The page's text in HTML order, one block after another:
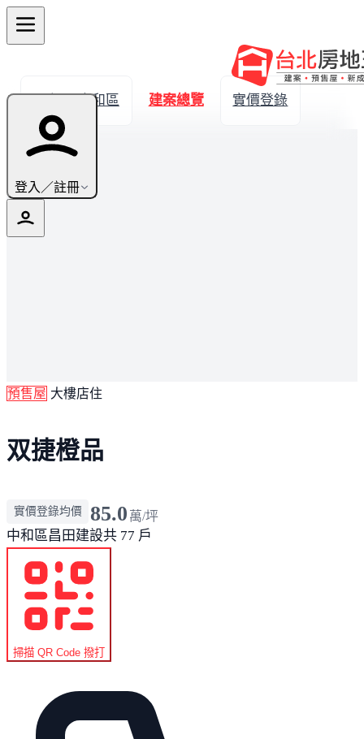
登入／註冊
← 返回中和區 建案總覽 實價登錄
預售屋 大樓店住
双捷橙品
實價登錄均價 85.0 萬/坪
中和區 昌田建設共 77 戶
掃描 QR Code 撥打